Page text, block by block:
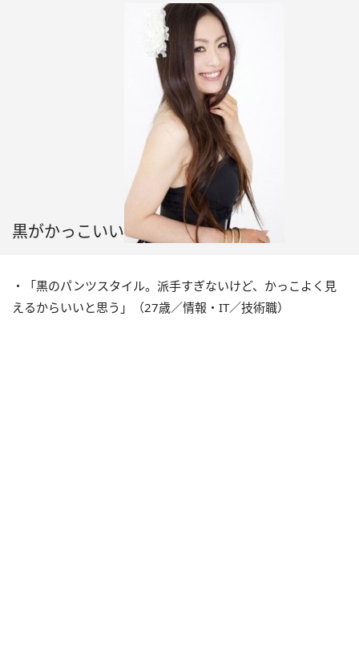
黒がかっこいい
・「黒のパンツスタイル。派手すぎないけど、かっこよく見
えるからいいと思う」（27歳／情報・IT／技術職）